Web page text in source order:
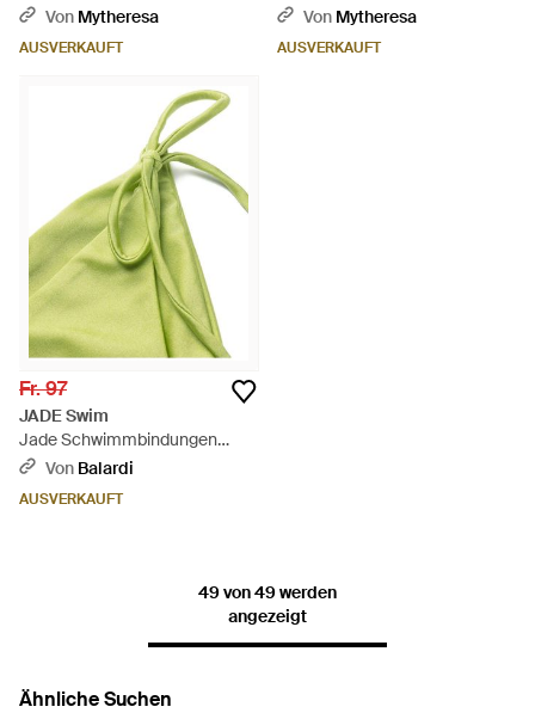
Von Mytheresa
AUSVERKAUFT
Von Mytheresa
AUSVERKAUFT
Fr. 97
JADE Swim
Jade Schwimmbindungen
unten - Grün
Von Balardi
AUSVERKAUFT
49 von 49 werden
angezeigt
Ähnliche Suchen